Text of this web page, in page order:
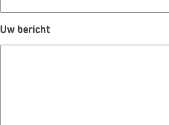
Uw bericht